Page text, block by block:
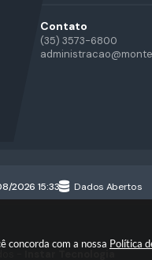
concorda com a nossa Política
Contato
(35) 3573-6800
2026 15:33 Dados Abertos